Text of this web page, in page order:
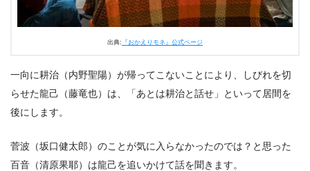
出典: 『おかえりモネ』公式ページ
一向に耕治（内野聖陽）が帰ってこないことにより、しびれを切
らせた龍己（藤竜也）は、「あとは耕治と話せ」といって居間を
後にします。
菅波（坂口健太郎）のことが気に入らなかったのでは？と思った
百音（清原果耶）は龍己を追いかけて話を聞きます。